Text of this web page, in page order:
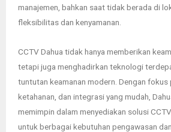
manajemen, bahkan saat tidak berada di
fleksibilitas dan kenyamanan.
CCTV Dahua tidak hanya memberikan
tetapi juga menghadirkan teknologi
tuntutan keamanan modern. Dengan fokus
ketahanan, dan integrasi yang mudah,
memimpin dalam menyediakan solusi
untuk berbagai kebutuhan pengawasan